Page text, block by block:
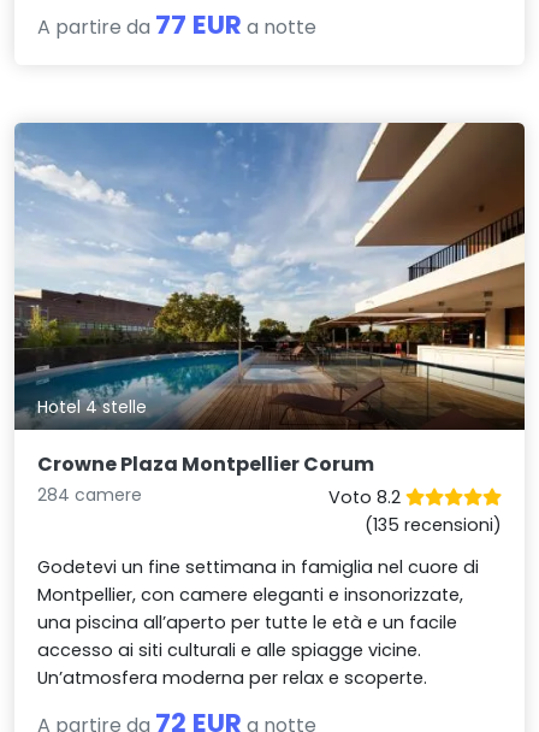
A partire da 77 EUR a notte
Hotel 4 stelle
Crowne Plaza Montpellier Corum
284 camere
Voto 8.2
(135 recensioni)
Godetevi un fine settimana in famiglia nel cuore di
Montpellier, con camere eleganti e insonorizzate,
una piscina all’aperto per tutte le età e un facile
accesso ai siti culturali e alle spiagge vicine.
Un’atmosfera moderna per relax e scoperte.
A partire da 72 EUR a notte